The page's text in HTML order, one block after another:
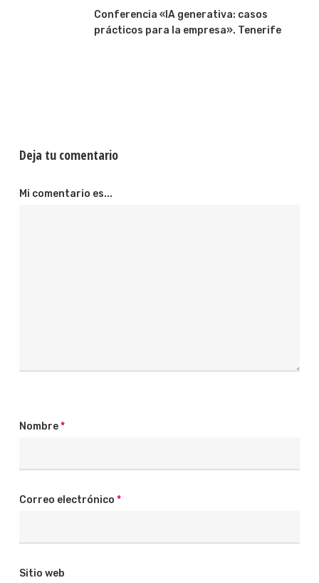
Conferencia «IA generativa: casos
prácticos para la empresa». Tenerife
Deja tu comentario
Mi comentario es...
Nombre*
Correo electrónico *
Sitio web